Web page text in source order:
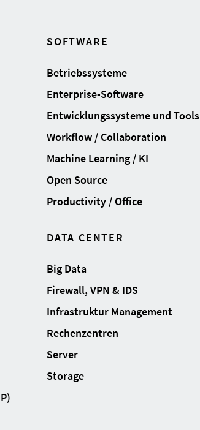
SOFTWARE
Betriebssysteme
Enterprise-Software
Entwicklungssysteme und Tools
Workflow / Collaboration
Machine Learning / KI
Open Source
Productivity / Office
DATA CENTER
Big Data
Firewall, VPN & IDS
Infrastruktur Management
Rechenzentren
Server
Storage